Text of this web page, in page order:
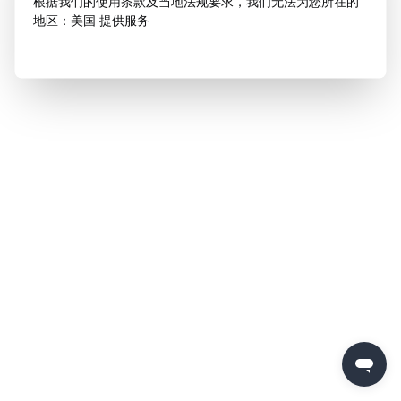
地区：美国 提供服务